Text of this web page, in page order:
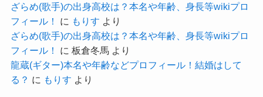
ユリアペレシルドの夫はアレクセイ・ウチ―
テル(ウチ―チェリ)[画像付き]
ざらめ(歌手)の出身高校は？本名や年齢、身長等wikiプロ
フィール！
に もりす より
ざらめ(歌手)の出身高校は？本名や年齢、身長等wikiプロ
フィール！
に 板倉冬馬より
龍蔵(ギター)本名や年齢などプロフィール！結婚はして
る？ に もりす より